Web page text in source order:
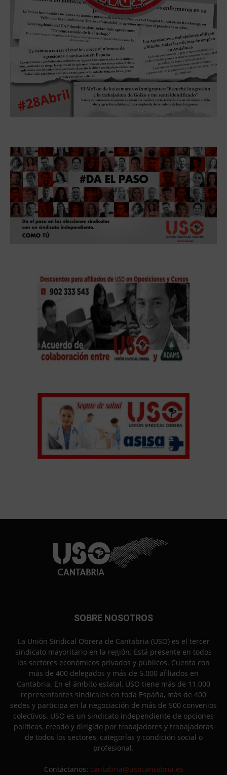
SOBRE NOSOTROS
La Unión Sindical Obrera de Cantabria (USO) es el tercer
sindicato mayoritario en la región. Está presente en todos
los sectores económicos privados y públicos. Cuenta con
más de 400 delegados y más de 5.000 afiliados en
Cantabria. En el ámbito estatal, USO tiene más de 11.000
representantes sindicales en toda España, más de 400
sedes y participa en la negociación de más de 500 convenios
colectivos. USO es un sindicato independiente de opciones
políticas, creado y dirigido por trabajadores y trabajadoras
de todos los sectores, categorías y condición social o
profesional.
Contáctanos: cantabria@usocantabria.es